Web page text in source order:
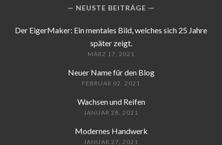
NEUSTE BEITRÄGE
Der EigerMaker: Ein mentales Bild, welches sich 25 Jahre
später zeigt.
MÄRZ 17, 2021
Neuer Name für den Blog
FEBRUAR 02, 2021
Wachsen und Reifen
JANUAR 28, 2021
Modernes Handwerk
JANUAR 27, 2021